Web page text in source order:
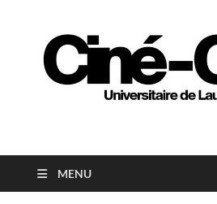
Ciné-club
de Lausanne
MENU